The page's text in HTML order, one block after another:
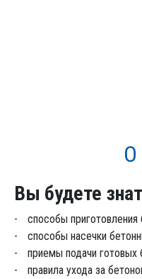
О
Вы будете
способы
способы насечки
приемы подачи готовых
правила ухода за